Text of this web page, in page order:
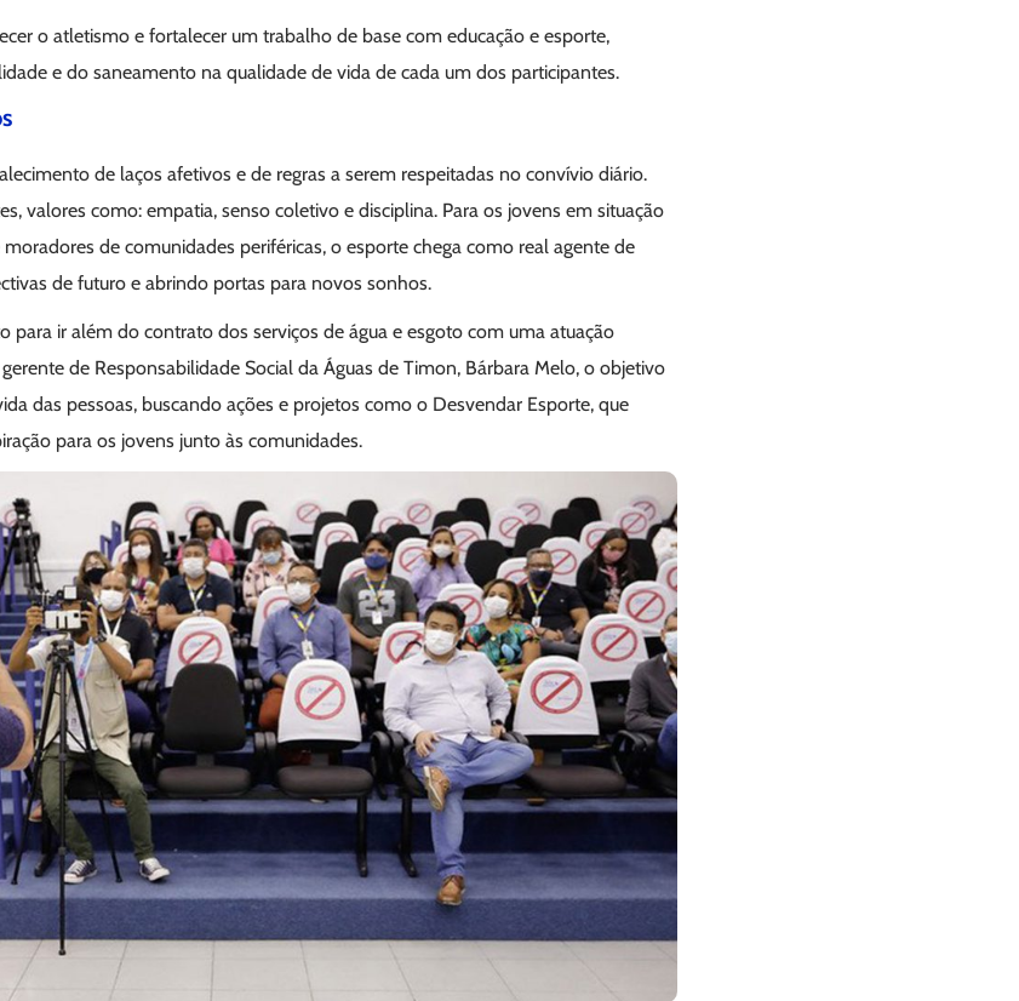
o atletismo e fortalecer um trabalho de base com educação e esporte,
e do saneamento na qualidade de vida de cada um dos participantes.
de laços afetivos e de regras a serem respeitadas no convívio diário.
valores como: empatia, senso coletivo e disciplina. Para os jovens em situação
de comunidades periféricas, o esporte chega como real agente de
de futuro e abrindo portas para novos sonhos.
para ir além do contrato dos serviços de água e esgoto com uma atuação
de Responsabilidade Social da Águas de Timon, Bárbara Melo, o objetivo
das pessoas, buscando ações e projetos como o Desvendar Esporte, que
para os jovens junto às comunidades.